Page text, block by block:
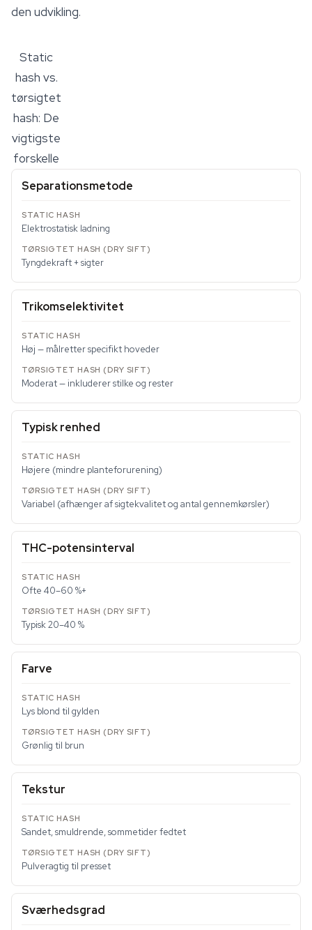
den udvikling.
Static
hash vs.
tørsigtet
hash: De
vigtigste
forskelle
Separationsmetode
Elektrostatisk ladning
Tyngdekraft + sigter
Trikomselektivitet
Høj — målretter specifikt hoveder
Moderat — inkluderer stilke og rester
Typisk renhed
Højere (mindre planteforurening)
Variabel (afhænger af sigtekvalitet og antal gennemkørsler)
THC-potensinterval
Ofte 40–60 %+
Typisk 20–40 %
Farve
Lys blond til gylden
Grønlig til brun
Tekstur
Sandet, smuldrende, sommetider fedtet
Pulveragtig til presset
Sværhedsgrad